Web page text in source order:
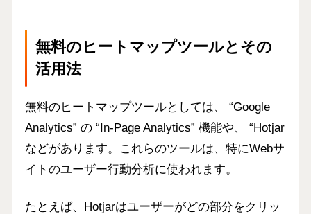
無料のヒートマップツールとその
活用法
無料のヒートマップツールとしては、 “Google
Analytics” の “In-Page Analytics” 機能や、 “Hotjar
などがあります。これらのツールは、特にWebサ
イトのユーザー行動分析に使われます。
たとえば、Hotjarはユーザーがどの部分をクリッ